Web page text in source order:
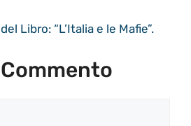
Libro: “L’Italia e le Mafie”.